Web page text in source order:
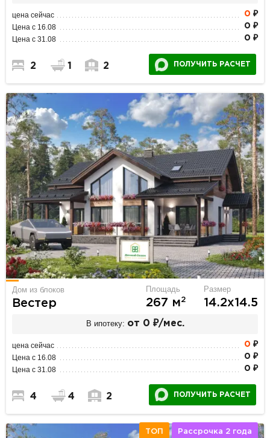
цена сейчас 0 ₽
Цена с 16.08 0 ₽
Цена с 31.08 0 ₽
2 1 2 ПОЛУЧИТЬ РАСЧЕТ
Дом из блоков
Вестер
Площадь
267 м2
Размер
14.2х14.5
В ипотеку: от 0 ₽/мес.
цена сейчас 0 ₽
Цена с 16.08 0 ₽
Цена с 31.08 0 ₽
4 4 2 ПОЛУЧИТЬ РАСЧЕТ
ТОП Рассрочка 2 года